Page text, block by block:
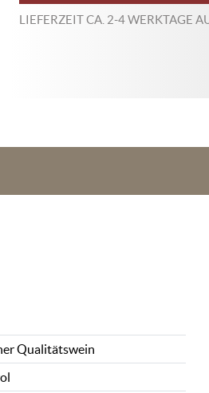
LIEFERZEIT CA. 2-4 WERKTAGE
Qualitätswein